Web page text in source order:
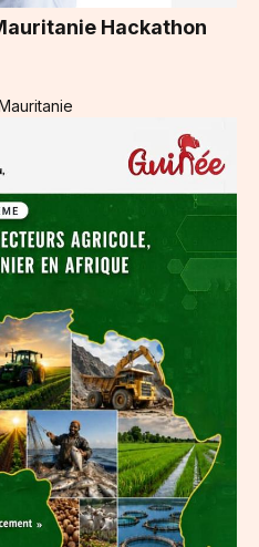
Hackathon